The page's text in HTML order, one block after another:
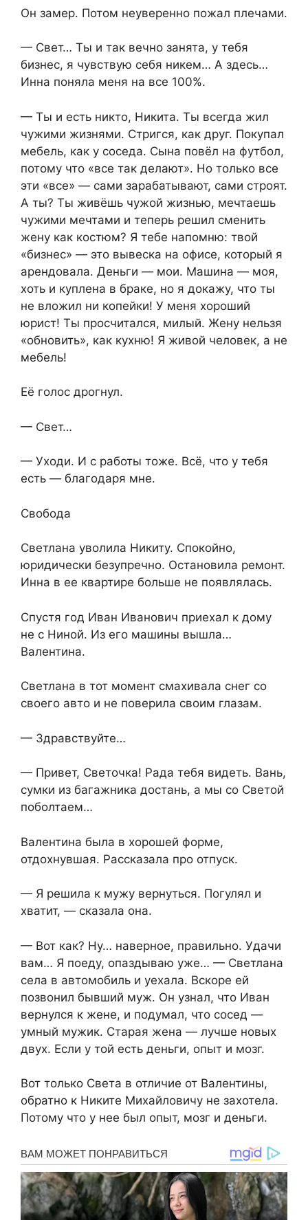
Он замер. Потом неуверенно пожал плечами.
— Свет… Ты и так вечно занята, у тебя
бизнес, я чувствую себя никем… А здесь…
Инна поняла меня на все 100%.
— Ты и есть никто, Никита. Ты всегда жил
чужими жизнями. Стригся, как друг. Покупал
мебель, как у соседа. Сына повёл на футбол,
потому что «все так делают». Но только все
эти «все» — сами зарабатывают, сами строят.
А ты? Ты живёшь чужой жизнью, мечтаешь
чужими мечтами и теперь решил сменить
жену как костюм? Я тебе напомню: твой
«бизнес» — это вывеска на офисе, который я
арендовала. Деньги — мои. Машина — моя,
хоть и куплена в браке, но я докажу, что ты
не вложил ни копейки! У меня хороший
юрист! Ты просчитался, милый. Жену нельзя
«обновить», как кухню! Я живой человек, а не
мебель!
Её голос дрогнул.
— Свет…
— Уходи. И с работы тоже. Всё, что у тебя
есть — благодаря мне.
Свобода
Светлана уволила Никиту. Спокойно,
юридически безупречно. Остановила ремонт.
Инна в ее квартире больше не появлялась.
Спустя год Иван Иванович приехал к дому
не с Ниной. Из его машины вышла…
Валентина.
Светлана в тот момент смахивала снег со
своего авто и не поверила своим глазам.
— Здравствуйте…
— Привет, Светочка! Рада тебя видеть. Вань,
сумки из багажника достань, а мы со Светой
поболтаем…
Валентина была в хорошей форме,
отдохнувшая. Рассказала про отпуск.
— Я решила к мужу вернуться. Погулял и
хватит, — сказала она.
— Вот как? Ну… наверное, правильно. Удачи
вам… Я поеду, опаздываю уже… — Светлана
села в автомобиль и уехала. Вскоре ей
позвонил бывший муж. Он узнал, что Иван
вернулся к жене, и подумал, что сосед —
умный мужик. Старая жена — лучше новых
двух. Если у той есть деньги, опыт и мозг.
Вот только Света в отличие от Валентины,
обратно к Никите Михайловичу не захотела.
Потому что у нее был опыт, мозг и деньги.